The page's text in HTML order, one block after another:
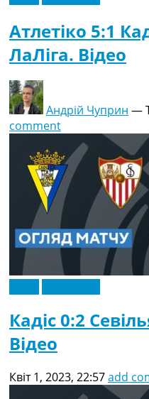
Атлетіко 5:1
ЛаЛіга. Відео
Андрій Чуприн —
comment
Кадіс 0:2
Відео
Квіт 1, 2023, 22:57add